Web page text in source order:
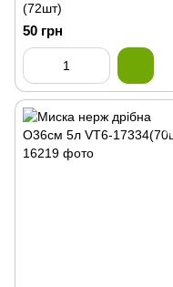
(72шт)
50 грн